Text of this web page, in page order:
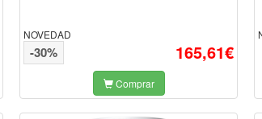
NOVEDAD
165,61€
-30%
Comprar